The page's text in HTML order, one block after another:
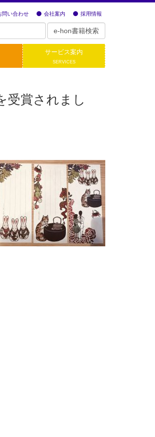
問い合わせ 会社案内 採用情報
サービス案内
SERVICES
受賞されまし